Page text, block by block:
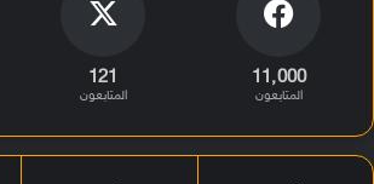
11٬000
المتابعون
121
المتابعون